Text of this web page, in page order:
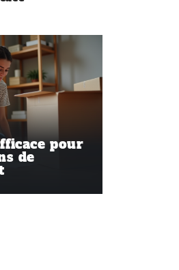
pour
de